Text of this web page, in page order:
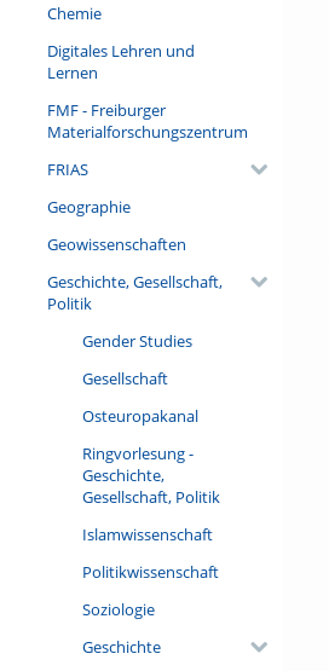
Chemie
Digitales Lehren und
Lernen
FMF - Freiburger
Materialforschungszentrum
FRIAS
Geographie
Geowissenschaften
Geschichte, Gesellschaft,
Politik
Gender Studies
Gesellschaft
Osteuropakanal
Ringvorlesung -
Geschichte,
Gesellschaft, Politik
Islamwissenschaft
Politikwissenschaft
Soziologie
Geschichte